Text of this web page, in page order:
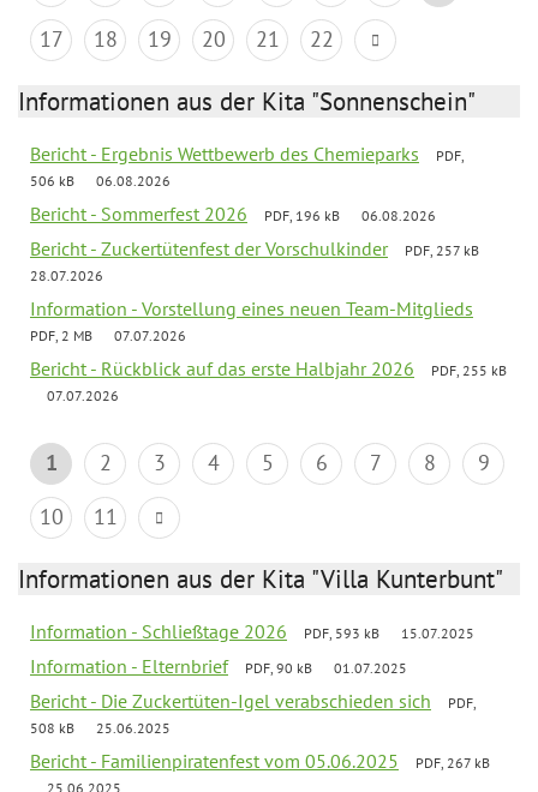
17
18 19 20 21 22
Informationen aus der Kita "Sonnenschein"
Bericht - Ergebnis Wettbewerb des Chemieparks
PDF,
506 kB
06.08.2026
Bericht - Sommerfest 2026 PDF, 196 kB 06.08.2026
Bericht - Zuckertütenfest der Vorschulkinder
PDF, 257 kB
28.07.2026
Information - Vorstellung eines neuen Team-Mitglieds
PDF, 2 MB 07.07.2026
Bericht - Rückblick auf das erste Halbjahr 2026
PDF, 255 kB
07.07.2026
1 2 3 4 5 6 7 8
9
10
11
Informationen aus der Kita "Villa Kunterbunt"
Information - Schließtage 2026 PDF, 593 kB 15.07.2025
Information - Elternbrief PDF, 90 kB 01.07.2025
Bericht - Die Zuckertüten-Igel verabschieden sich
PDF,
508 kB
25.06.2025
Bericht - Familienpiratenfest vom 05.06.2025
PDF, 267 kB
25.06.2025